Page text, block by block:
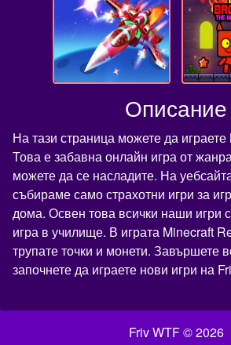
Описание
На тази страница можете да
Това е забавна онлайн игра от
можете да се насладите. На
събираме само страхотни игри за
дома. Освен това всички наши игри
игра в училище. В играта Minecraft
трупате точки и монети. Завършете
започнете да играете нови игри на
Friv WTF © 2026